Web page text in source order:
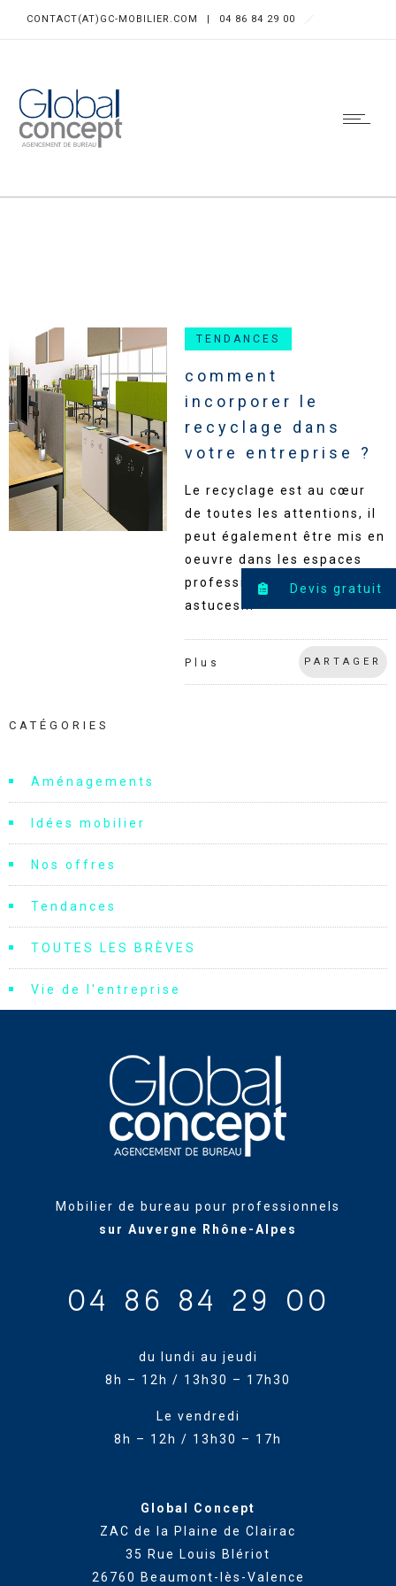
CONTACT(AT)GC-MOBILIER.COM | 04 86 84 29 00
TENDANCES
comment
incorporer le
recyclage dans
votre entreprise ?
Le recyclage est au cœur
de toutes les attentions, il
peut également être mis en
oeuvre dans les espaces
professionnels. Voici nos
astuces...
Plus PARTAGER
CATÉGORIES
Aménagements
Idées mobilier
Nos offres
Tendances
TOUTES LES BRÈVES
Vie de l'entreprise
Mobilier de bureau pour professionnels
sur Auvergne Rhône-Alpes
04 86 84 29 00
du lundi au jeudi
8h – 12h / 13h30 – 17h30
Le vendredi
8h – 12h / 13h30 – 17h
Global Concept
ZAC de la Plaine de Clairac
35 Rue Louis Blériot
26760 Beaumont-lès-Valence
Devis gratuit